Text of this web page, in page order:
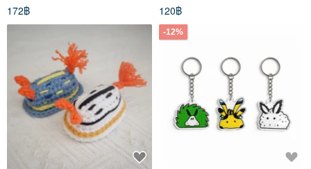
172฿
120฿
-12%